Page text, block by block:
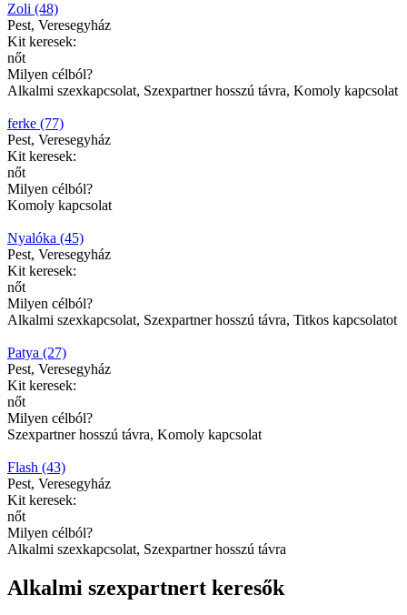
Zoli (48)
Pest, Veresegyház
Kit keresek:
nőt
Milyen célból?
Alkalmi szexkapcsolat, Szexpartner hosszú távra, Komoly kapcsolat
ferke (77)
Pest, Veresegyház
Kit keresek:
nőt
Milyen célból?
Komoly kapcsolat
Nyalóka (45)
Pest, Veresegyház
Kit keresek:
nőt
Milyen célból?
Alkalmi szexkapcsolat, Szexpartner hosszú távra, Titkos kapcsolatot
Patya (27)
Pest, Veresegyház
Kit keresek:
nőt
Milyen célból?
Szexpartner hosszú távra, Komoly kapcsolat
Flash (43)
Pest, Veresegyház
Kit keresek:
nőt
Milyen célból?
Alkalmi szexkapcsolat, Szexpartner hosszú távra
Alkalmi szexpartnert keresők